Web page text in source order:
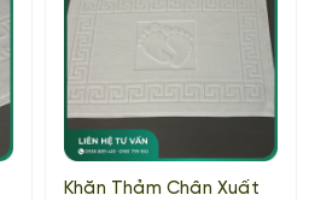
Khăn Thảm Chân Xuất